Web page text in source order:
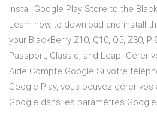
Install Google Play Store to the
Learn how to download and install
your BlackBerry Z10, Q10, Q5, Z30,
Passport, Classic, and Leap. Gérer
Aide Compte Google Si votre
Google Play, vous pouvez gérer
Google dans les paramètres Google